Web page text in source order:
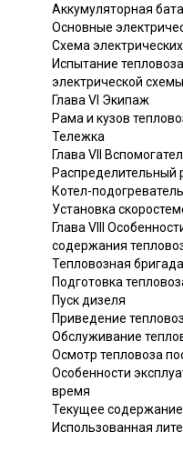
Аккумуляторная
Основные
Схема
Испытание
электрической схемы
Глава VI Экипаж
Рама и кузов
Тележка
Глава VII
Распределительный
Котел-подогреватель
Установка
Глава VIII
содержания
Тепловозная
Подготовка
Пуск дизеля
Приведение
Обслуживание
Осмотр тепловоза
Особенности
время
Текущее
Использованная